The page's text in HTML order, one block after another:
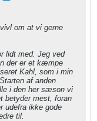
om at vi gerne
lidt med. Jeg ved
der er et kæmpe
Kahl, som i min
af anden
i den her sæson vi
betyder mest, foran
udefra ikke gode
til.